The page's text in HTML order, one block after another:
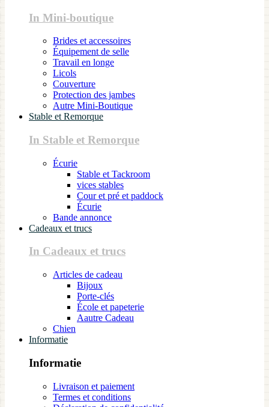
In Mini-boutique
Brides et accessoires
Équipement de selle
Travail en longe
Licols
Couverture
Protection des jambes
Autre Mini-Boutique
Stable et Remorque
In Stable et Remorque
Écurie
Stable et Tackroom
vices stables
Cour et pré et paddock
Écurie
Bande annonce
Cadeaux et trucs
In Cadeaux et trucs
Articles de cadeau
Bijoux
Porte-clés
École et papeterie
Aautre Cadeau
Chien
Informatie
Informatie
Livraison et paiement
Termes et conditions